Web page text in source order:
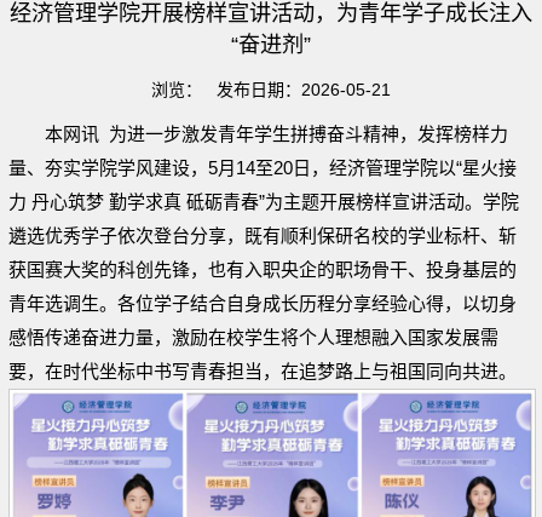
经济管理学院开展榜样宣讲活动，为青年学子成长注入
“奋进剂”
浏览： 发布日期：2026-05-21
本网讯 为进一步激发青年学生拼搏奋斗精神，发挥榜样力
量、夯实学院学风建设，5月14至20日，经济管理学院以“星火接
力 丹心筑梦 勤学求真 砥砺青春”为主题开展榜样宣讲活动。学院
遴选优秀学子依次登台分享，既有顺利保研名校的学业标杆、斩
获国赛大奖的科创先锋，也有入职央企的职场骨干、投身基层的
青年选调生。各位学子结合自身成长历程分享经验心得，以切身
感悟传递奋进力量， 激励在校学生将个人理想融入 国家发展需
要， 在时代坐标中书写青春担当， 在追梦路上与祖国同向共进。